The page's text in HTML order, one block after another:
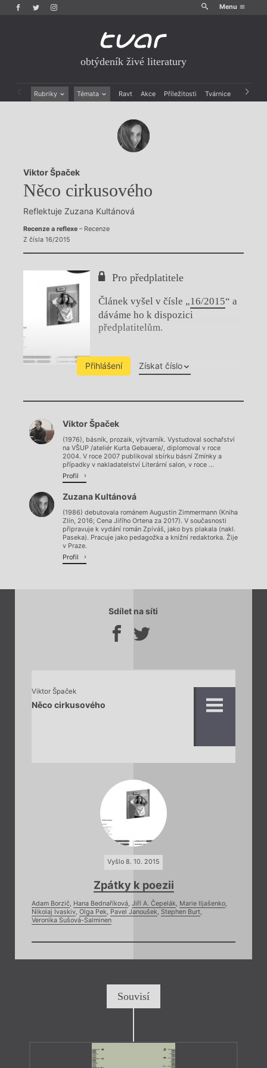
Menu
obtýdeník živé literatury
Rubriky Témata Ravt Akce Příležitosti Tvárnice Archiv
Rozhovory
Dokument
Výroční ceny
Viktor Špaček
Něco cirkusového
Reflektuje Zuzana Kultánová
Recenze a reflexe– Recenze
Z čísla 16/2015
Pro předplatitele
Článek vyšel v čísle „16/2015“ a
dáváme ho k dispozici
předplatitelům.
Přihlášení Získat číslo
Chviličku.
Načítá se.
Viktor Špaček
(1976), básník, prozaik, výtvarník. Vystudoval sochařství
na VŠUP /ateliér Kurta Gebauera/, diplomoval v roce
2004. V roce 2007 publikoval sbírku básní Zmínky a
případky v nakladatelství Literární salon, v roce ...
Profil
Zuzana Kultánová
(1986) debutovala románem Augustin Zimmermann (Kniha
Zlín, 2016; Cena Jiřího Ortena za 2017). V současnosti
připravuje k vydání román Zpíváš, jako bys plakala (nakl.
Paseka). Pracuje jako pedagožka a knižní redaktorka. Žije
v Praze.
Profil
Sdílet na síti
Viktor Špaček
Něco cirkusového
Vyšlo 8. 10. 2015
Zpátky k poezii
Adam Borzič, Hana Bednaříková, Jiří A. Čepelák, Marie Iljašenko,
Nikolaj Ivaskiv, Olga Pek, Pavel Janoušek, Stephen Burt,
Veronika Sušová-Salminen
Souvisí